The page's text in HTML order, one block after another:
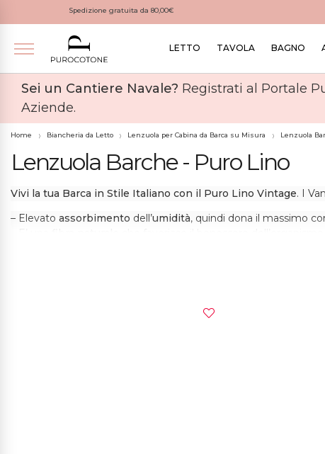
Spedizione gratuita da 80,00€
LETTO TAVOLA BAGNO
Sei un Cantiere Navale? Registrati al Portale
Aziende.
Home Biancheria da Letto Lenzuola per Cabina da Barca su Misura Lenzuola
Lenzuola Barche - Puro Lino
Vivi la tua Barca in Stile Italiano con il Puro Lino Vintage. I
– Elevato assorbimento dell’umidità, quindi dona il massimo
’ rende il tessuto
Cuciture perfette sono ciò che contraddistingue i nostri capi
tessuti di scarto della lavorazione di Lenzuola, Copripiumini e